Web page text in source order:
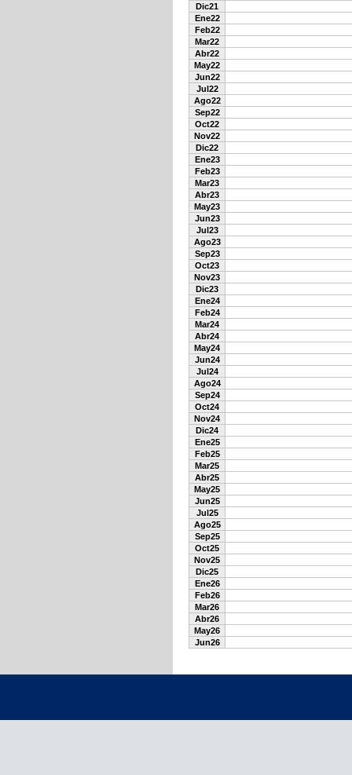
Dic21
Ene22
Feb22
Mar22
Abr22
May22
Jun22
Jul22
Ago22
Sep22
Oct22
Nov22
Dic22
Ene23
Feb23
Mar23
Abr23
May23
Jun23
Jul23
Ago23
Sep23
Oct23
Nov23
Dic23
Ene24
Feb24
Mar24
Abr24
May24
Jun24
Jul24
Ago24
Sep24
Oct24
Nov24
Dic24
Ene25
Feb25
Mar25
Abr25
May25
Jun25
Jul25
Ago25
Sep25
Oct25
Nov25
Dic25
Ene26
Feb26
Mar26
Abr26
May26
Jun26